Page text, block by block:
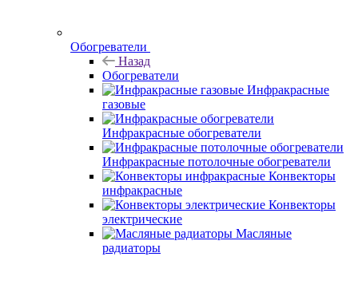
Обогреватели
Назад
Обогреватели
Инфракрасные
газовые
Инфракрасные обогреватели
Инфракрасные потолочные обогреватели
Конвекторы
инфракрасные
Конвекторы
электрические
Масляные
радиаторы